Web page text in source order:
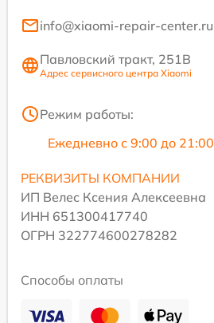
info@xiaomi-repair-center.ru
Павловский тракт, 251В
Адрес сервисного центра Xiaomi
Режим работы:
Ежедневно с 9:00 до 21:00
РЕКВИЗИТЫ КОМПАНИИ
ИП Велес Ксения Алексеевна
ИНН 651300417740
ОГРН 322774600278282
Способы оплаты